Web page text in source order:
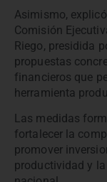
Asimismo,
Comisión
Riego, presidida
propuestas
financieros que
herramienta
Las medidas
fortalecer la
promover
productividad y